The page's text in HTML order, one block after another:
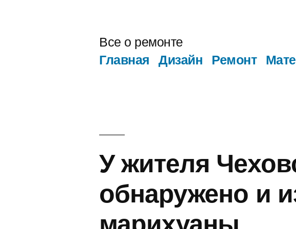
Все о ремонте
Главная Дизайн Ремонт
У жителя
обнаружено и